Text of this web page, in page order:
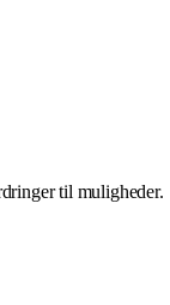
til muligheder.